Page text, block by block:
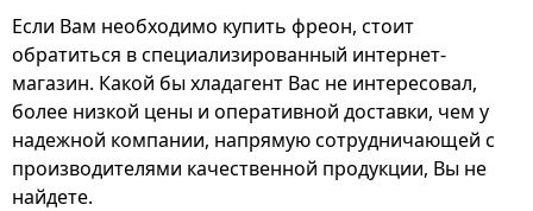
Если Вам необходимо купить фреон, стоит
обратиться в специализированный интернет-
магазин. Какой бы хладагент Вас не интересовал,
более низкой цены и оперативной доставки, чем у
надежной компании, напрямую сотрудничающей с
производителями качественной продукции, Вы не
найдете.